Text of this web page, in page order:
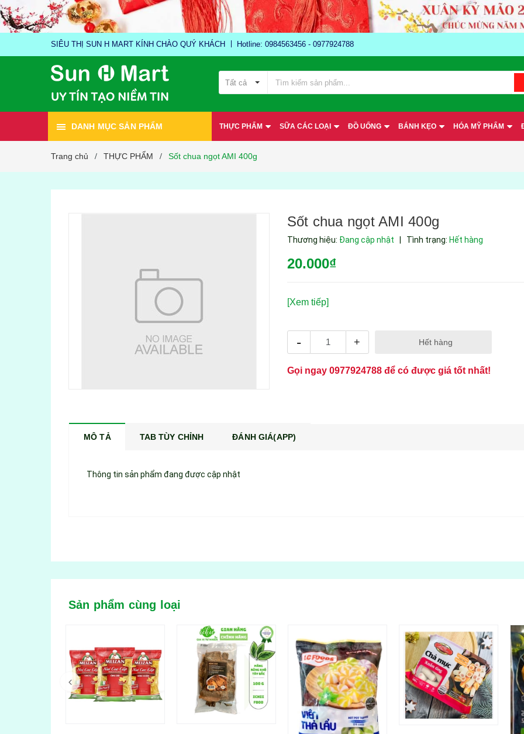
SIÊU THỊ SUN H MART KÍNH CHÀO QUÝ KHÁCH Hotline: 0984563456 - 0977924788
Tất cả
DANH MỤC SẢN PHẨM THỰC PHẨM SỮA CÁC LOẠI ĐỒ UỐNG BÁNH KẸO HÓA MỸ PHẨM
Trang chủ / THỰC PHẨM / Sốt chua ngọt AMI 400g
Sốt chua ngọt AMI 400g
Thương hiệu: Đang cập nhật Tình trạng: Hết hàng
20.000₫
[Xem tiếp]
- + Hết hàng
Gọi ngay 0977924788để có được giá tốt nhất!
MÔ TẢ TAB TÙY CHỈNH ĐÁNH GIÁ(APP)
Thông tin sản phẩm đang được cập nhật
Sản phẩm cùng loại